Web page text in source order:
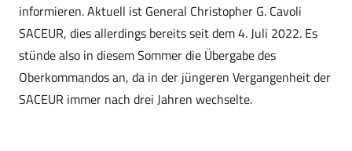
informieren. Aktuell ist General Christopher G. Cavoli
SACEUR, dies allerdings bereits seit dem 4. Juli 2022. Es
stünde also in diesem Sommer die Übergabe des
Oberkommandos an, da in der jüngeren Vergangenheit der
SACEUR immer nach drei Jahren wechselte.